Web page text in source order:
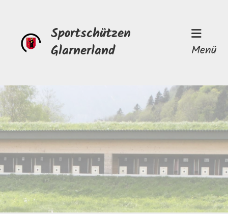
Sportschützen
Glarnerland
Menü